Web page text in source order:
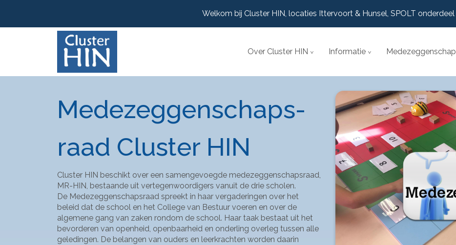
Welkom bij Cluster HIN, locaties Ittervoort & Hunsel, SPOLT onderdeel
Over Cluster HIN Informatie Medezeggenschap
Medezeggenschaps-
raad Cluster HIN
Cluster HIN beschikt over een samengevoegde medezeggenschapsraad,
MR-HIN, bestaande uit vertegenwoordigers vanuit de drie scholen.
De Medezeggenschapsraad spreekt in haar vergaderingen over het
beleid dat de school en het College van Bestuur voeren en over de
algemene gang van zaken rondom de school. Haar taak bestaat uit het
bevorderen van openheid, openbaarheid en onderling overleg tussen alle
geledingen. De belangen van ouders en leerkrachten worden daarin